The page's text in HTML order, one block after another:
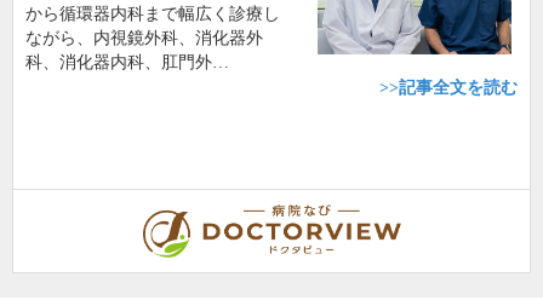
から循環器内科まで幅広く診療し
ながら、内視鏡外科、消化器外
科、消化器内科、肛門外…
>>記事全文を読む